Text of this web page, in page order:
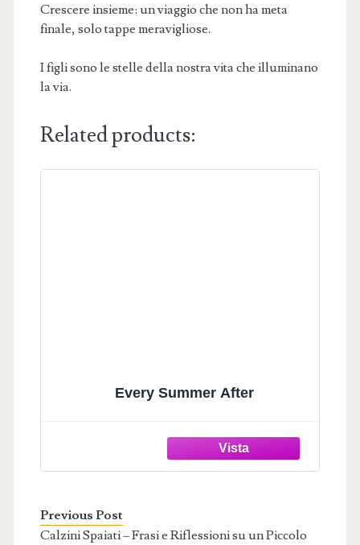
Crescere insieme: un viaggio che non ha meta
finale, solo tappe meravigliose.
I figli sono le stelle della nostra vita che illuminano
la via.
Related products:
Every Summer After
Previous Post
Calzini Spaiati – Frasi e Riflessioni su un Piccolo